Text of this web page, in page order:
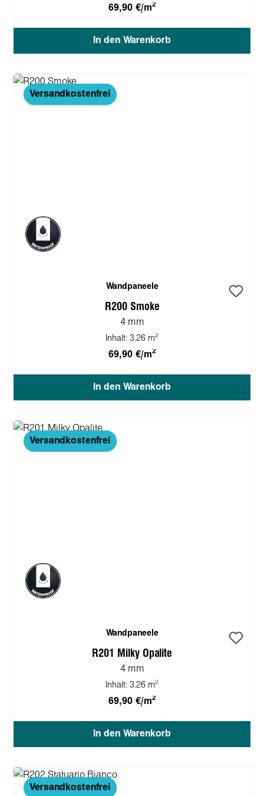
69,90 €/m2
In den Warenkorb
Versandkostenfrei
Wandpaneele
R200 Smoke
4 mm
Inhalt: 3.26 m2
69,90 €/m2
In den Warenkorb
Versandkostenfrei
Wandpaneele
R201 Milky Opalite
4 mm
Inhalt: 3.26 m2
69,90 €/m2
In den Warenkorb
Versandkostenfrei